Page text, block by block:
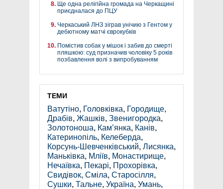
Ще одна релігійна громада на Черкащині
приєдналася до ПЦУ
Черкаський ЛНЗ зіграв унічию з Гентом у
дебютному матчі єврокубків
Помістив собак у мішок і забив до смерті
пляшкою: суд призначив чоловіку 5 років
позбавлення волі з випробуванням
ТЕМИ
Ватутіно, Головківка, Городище,
Драбів, Жашків, Звенигородка,
Золотоноша, Кам’янка, Канів,
Катеринопіль, Келеберда,
Корсунь-Шевченківський, Лисянка,
Маньківка, Мліїв, Монастирище,
Нечаївка, Пекарі, Прохорівка,
Свидівок, Сміла, Старосілля,
Сушки, Тальне, Україна, Умань,